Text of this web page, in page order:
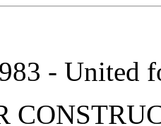
- United